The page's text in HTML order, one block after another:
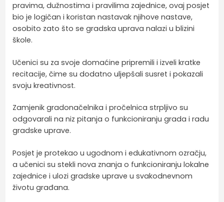
pravima, dužnostima i pravilima zajednice, ovaj posjet
bio je logičan i koristan nastavak njihove nastave,
osobito zato što se gradska uprava nalazi u blizini
škole.
Učenici su za svoje domaćine pripremili i izveli kratke
recitacije, čime su dodatno uljepšali susret i pokazali
svoju kreativnost.
Zamjenik gradonačelnika i pročelnica strpljivo su
odgovarali na niz pitanja o funkcioniranju grada i radu
gradske uprave.
Posjet je protekao u ugodnom i edukativnom ozračju,
a učenici su stekli nova znanja o funkcioniranju lokalne
zajednice i ulozi gradske uprave u svakodnevnom
životu građana.